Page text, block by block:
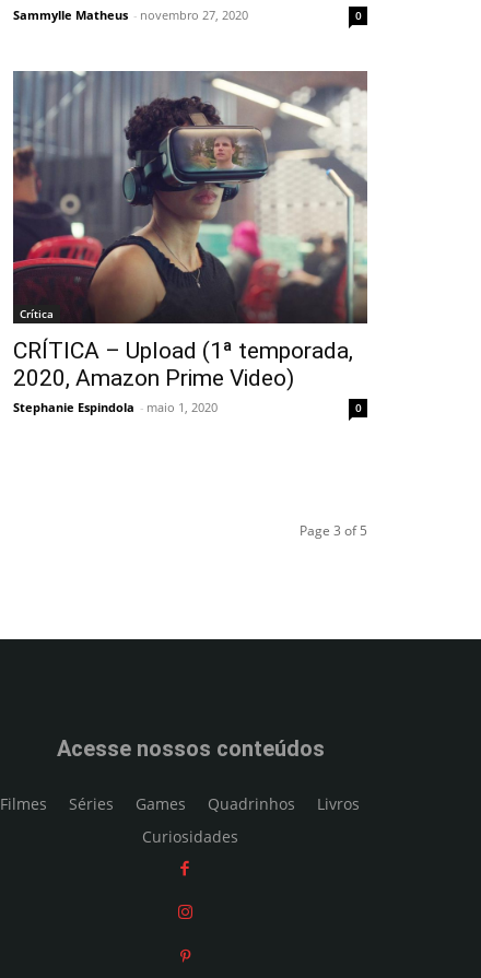
Sammylle Matheus - novembro 27, 2020 0
Crítica
CRÍTICA – Upload (1ª temporada,
2020, Amazon Prime Video)
Stephanie Espindola - maio 1, 2020 0
Page 3 of 5
Acesse nossos conteúdos
Filmes Séries Games Quadrinhos
Livros
Curiosidades